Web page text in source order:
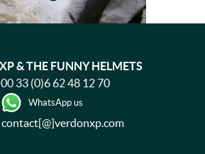
& THE FUNNY HELMETS
00 33 (0)6 62 48 12 70
WhatsApp us
contact[@]verdonxp.com